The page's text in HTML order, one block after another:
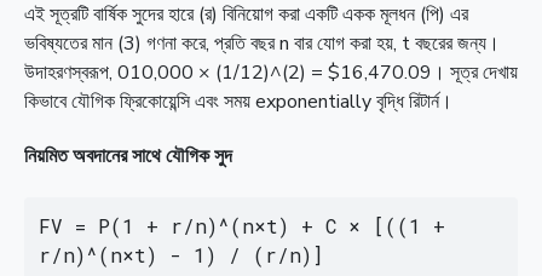
এই সূত্রটি বার্ষিক সুদের হারে (র) বিনিয়োগ করা একটি একক মূলধন (পি) এর
ভবিষ্যতের মান (3) গণনা করে, প্রতি বছর n বার যোগ করা হয়, t বছরের জন্য।
উদাহরণস্বরূপ, 010,000 × (1/12)^(2) = $16,470.09। সূত্র দেখায়
কিভাবে যৌগিক ফ্রিকোয়েন্সি এবং সময় exponentially বৃদ্ধি রিটার্ন।
নিয়মিত অবদানের সাথে যৌগিক সুদ
FV = P(1 + r/n)^(n×t) + C × [((1 +
r/n)^(n×t) - 1) / (r/n)]